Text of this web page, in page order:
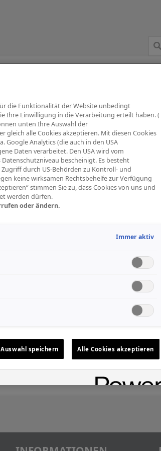
Orchester PA Mikrofon Studio
die Funktionalität der Website unbedingt
Ihre Einwilligung in die Verarbeitung erteilt haben. (
unten Ihre Auswahl der
alle Cookies akzeptieren. Mit diesen Cookies
Analytics (die auch in den USA
Daten verarbeitet. Den USA wird vom
bescheinigt. Es besteht
durch US-Behörden zu Kontroll- und
keine wirksamen Rechtsbehelfe zur Verfügung
stimmen Sie zu, dass Cookies von uns und
werden dürfen.
oder ändern.
Immer aktiv
Auswahl speichern Alle Cookies akzeptieren